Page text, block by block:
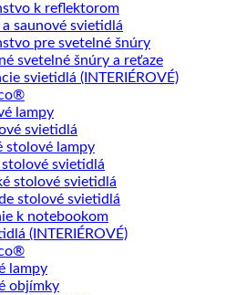
k reflektorom
a saunové svietidlá
pre svetelné šnúry
svetelné šnúry a reťaze
svietidlá (INTERIÉROVÉ)
lampy
svietidlá
stolové lampy
stolové svietidlá
stolové svietidlá
stolové svietidlá
k notebookom
(INTERIÉROVÉ)
lampy
objímky